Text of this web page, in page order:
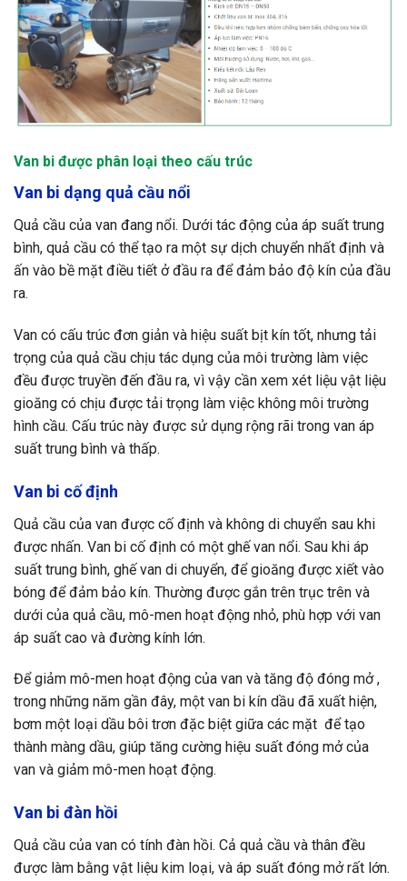
Van bi được phân loại theo cấu trúc
Van bi dạng quả cầu nổi
Quả cầu của van đang nổi. Dưới tác động của áp suất trung
bình, quả cầu có thể tạo ra một sự dịch chuyển nhất định và
ấn vào bề mặt điều tiết ở đầu ra để đảm bảo độ kín của đầu
ra.
Van có cấu trúc đơn giản và hiệu suất bịt kín tốt, nhưng tải
trọng của quả cầu chịu tác dụng của môi trường làm việc
đều được truyền đến đầu ra, vì vậy cần xem xét liệu vật liệu
gioăng có chịu được tải trọng làm việc không môi trường
hình cầu. Cấu trúc này được sử dụng rộng rãi trong van áp
suất trung bình và thấp.
Van bi cố định
Quả cầu của van được cố định và không di chuyển sau khi
được nhấn. Van bi cố định có một ghế van nổi. Sau khi áp
suất trung bình, ghế van di chuyển, để gioăng được xiết vào
bóng để đảm bảo kín. Thường được gắn trên trục trên và
dưới của quả cầu, mô-men hoạt động nhỏ, phù hợp với van
áp suất cao và đường kính lớn.
Để giảm mô-men hoạt động của van và tăng độ đóng mở ,
trong những năm gần đây, một van bi kín dầu đã xuất hiện,
bơm một loại dầu bôi trơn đặc biệt giữa các mặt để tạo
thành màng dầu, giúp tăng cường hiệu suất đóng mở của
van và giảm mô-men hoạt động.
Van bi đàn hồi
Quả cầu của van có tính đàn hồi. Cả quả cầu và thân đều
được làm bằng vật liệu kim loại, và áp suất đóng mở rất lớn.